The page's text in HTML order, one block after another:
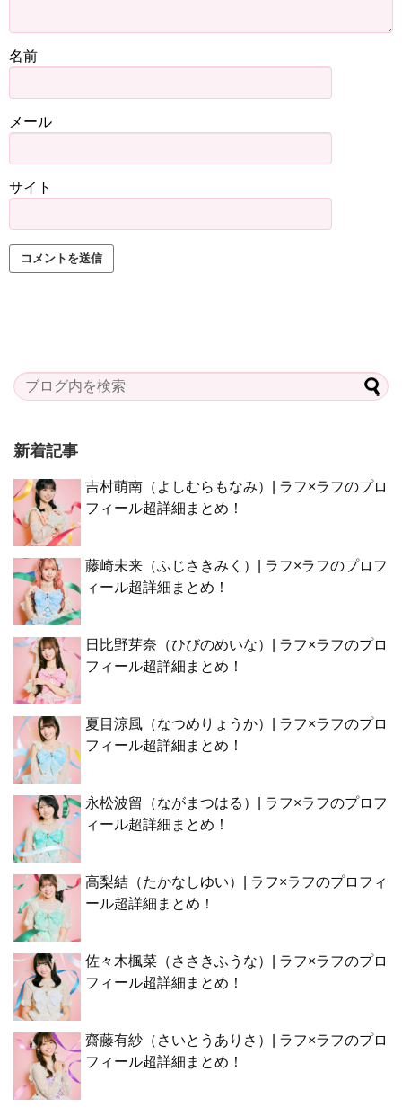
名前
メール
サイト
新着記事
吉村萌南（よしむらもなみ）| ラフ×ラフのプロ
フィール超詳細まとめ！
藤崎未来（ふじさきみく）| ラフ×ラフのプロフ
ィール超詳細まとめ！
日比野芽奈（ひびのめいな）| ラフ×ラフのプロ
フィール超詳細まとめ！
夏目涼風（なつめりょうか）| ラフ×ラフのプロ
フィール超詳細まとめ！
永松波留（ながまつはる）| ラフ×ラフのプロフ
ィール超詳細まとめ！
高梨結（たかなしゆい）| ラフ×ラフのプロフィ
ール超詳細まとめ！
佐々木楓菜（ささきふうな）| ラフ×ラフのプロ
フィール超詳細まとめ！
齋藤有紗（さいとうありさ）| ラフ×ラフのプロ
フィール超詳細まとめ！